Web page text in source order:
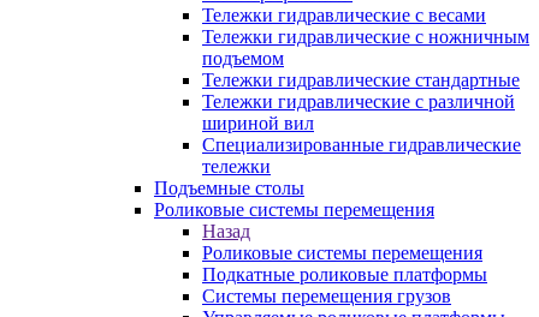
Тележки гидравлические с весами
Тележки гидравлические с ножничным
подъемом
Тележки гидравлические стандартные
Тележки гидравлические с различной
шириной вил
Специализированные гидравлические
тележки
Подъемные столы
Роликовые системы перемещения
Назад
Роликовые системы перемещения
Подкатные роликовые платформы
Системы перемещения грузов